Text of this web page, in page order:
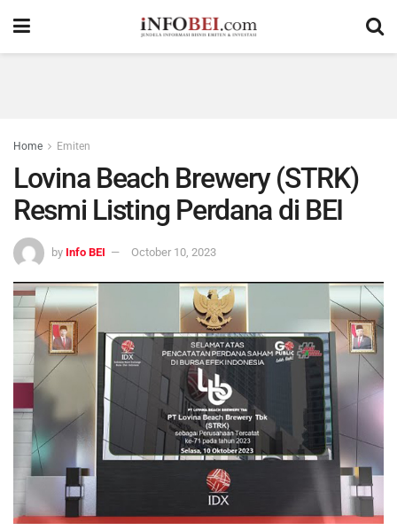
Home Emiten
Lovina Beach Brewery (STRK)
Resmi Listing Perdana di BEI
by Info BEI October 10, 2023